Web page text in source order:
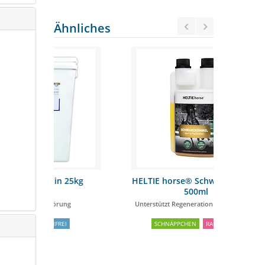
Ähnliches
HELTIE horse® Schwarzkümmel
Unterstützt Regeneration & Gesundheit
RABATT9%